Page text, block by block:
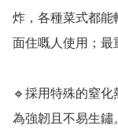
炸，各種菜式都能
面住嘅人使用；最
🔹採用特殊的窒
為強韌且不易生鏽